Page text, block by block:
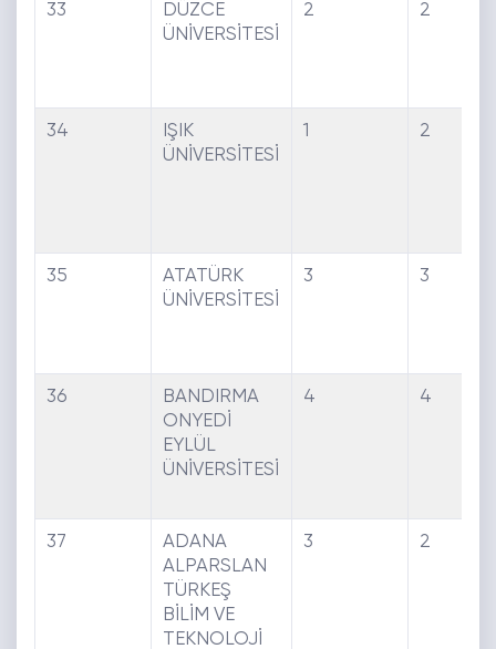
33
DÜZCE
ÜNİVERSİTESİ
2 2
34
IŞIK
ÜNİVERSİTESİ
1 2
35
ATATÜRK
ÜNİVERSİTESİ
3 3
36
BANDIRMA
ONYEDİ
EYLÜL
ÜNİVERSİTESİ
4 4
37
ADANA
ALPARSLAN
TÜRKEŞ
BİLİM VE
TEKNOLOJİ
3 2